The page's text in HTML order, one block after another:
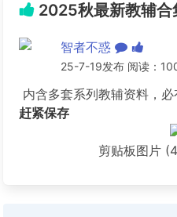
2025秋最新教辅合
智者不惑
25-7-19发布 阅读：
内含多套系列教辅资料，必
赶紧保存
剪贴板图片